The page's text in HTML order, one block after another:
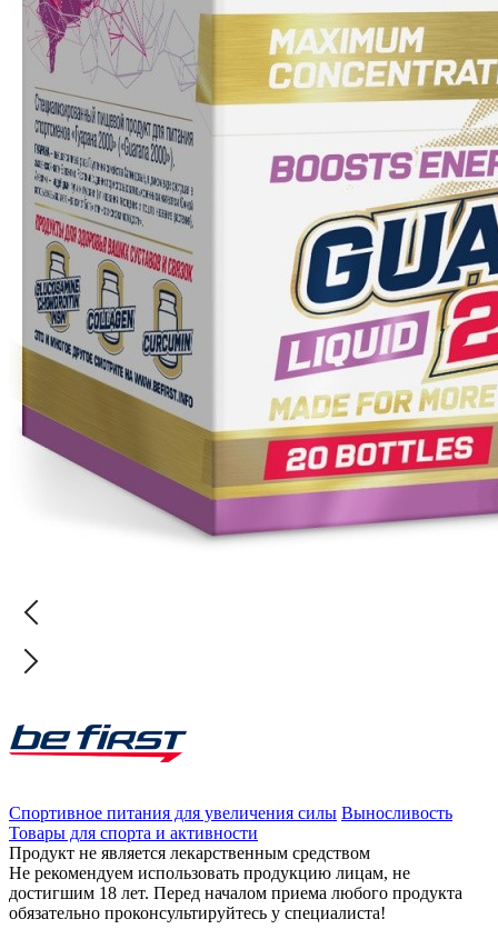
Спортивное питания для увеличения силы Выносливость
Товары для спорта и активности
Продукт не является лекарственным средством
Не рекомендуем использовать продукцию лицам, не
достигшим 18 лет. Перед началом приема любого продукта
обязательно проконсультируйтесь у специалиста!